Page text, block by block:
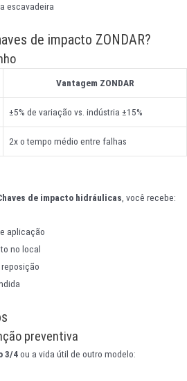
escavadeira
de impacto ZONDAR?
Vantagem ZONDAR
±5% de variação vs. indústria ±15%
2x o tempo médio entre falhas
de impacto hidráulicas , você recebe:
aplicação
no local
preventiva
3/4ou a vida útil de outro modelo: